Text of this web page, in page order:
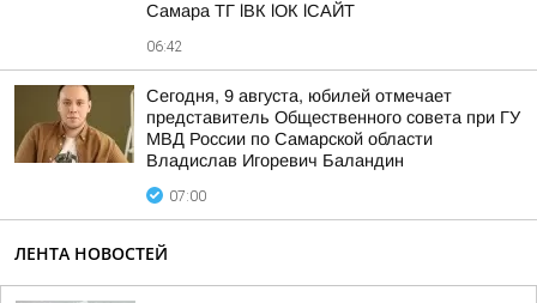
Самара ТГ lВК lОК lСАЙТ
06:42
Сегодня, 9 августа, юбилей отмечает
представитель Общественного совета при ГУ
МВД России по Самарской области
Владислав Игоревич Баландин
07:00
ЛЕНТА НОВОСТЕЙ